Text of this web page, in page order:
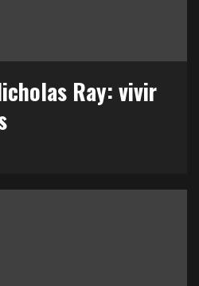
Ray: vivir